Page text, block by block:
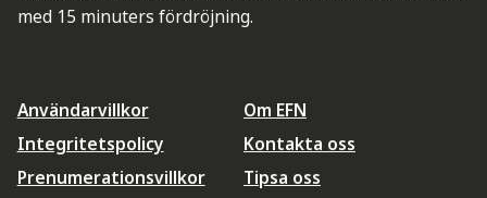
med 15 minuters fördröjning.
Användarvillkor
Integritetspolicy
Prenumerationsvillkor
Om EFN
Kontakta oss
Tipsa oss